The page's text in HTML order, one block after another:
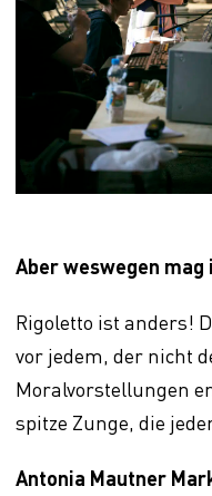
Aber weswegen mag
Rigoletto ist anders!
vor jedem, der nicht
Moralvorstellungen
spitze Zunge, die
Antonia Mautner